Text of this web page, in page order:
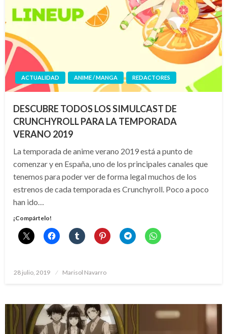
ACTUALIDAD ANIME / MANGA REDACTORES
DESCUBRE TODOS LOS SIMULCAST DE
CRUNCHYROLL PARA LA TEMPORADA
VERANO 2019
La temporada de anime verano 2019 está a punto de
comenzar y en España, uno de los principales canales que
tenemos para poder ver de forma legal muchos de los
estrenos de cada temporada es Crunchyroll. Poco a poco
han ido…
¡Compártelo!
Publicado
28 julio, 2019 Marisol Navarro